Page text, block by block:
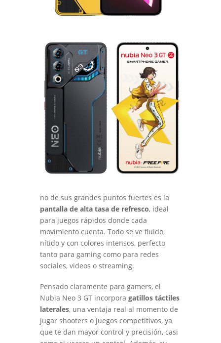
no de sus grandes puntos fuertes es la
pantalla de alta tasa de refresco, ideal
para juegos rápidos donde cada
movimiento cuenta. Todo se ve fluido,
nítido y con colores intensos, perfecto
tanto para gaming como para redes
sociales, videos o streaming.
Pensado claramente para gamers, el
Nubia Neo 3 GT incorpora gatillos táctiles
laterales, una ventaja real al momento de
jugar shooters o juegos competitivos, ya
que te dan mayor control y precisión, casi